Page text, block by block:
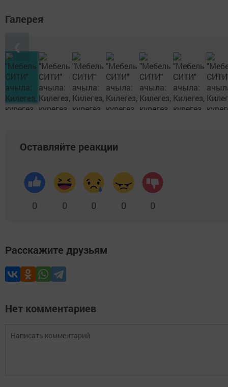
Галерея
Оставляйте реакции
0 0 0 0 0
Расскажите друзьям
Нет комментариев